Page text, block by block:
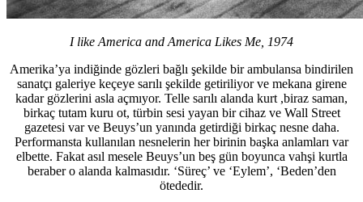
I like America and America Likes Me, 1974
Amerika’ya indiğinde gözleri bağlı şekilde bir ambulansa bindirilen
sanatçı galeriye keçeye sarılı şekilde getiriliyor ve mekana girene
kadar gözlerini asla açmıyor. Telle sarılı alanda kurt ,biraz saman,
birkaç tutam kuru ot, türbin sesi yayan bir cihaz ve Wall Street
gazetesi var ve Beuys’un yanında getirdiği birkaç nesne daha.
Performansta kullanılan nesnelerin her birinin başka anlamları var
elbette. Fakat asıl mesele Beuys’un beş gün boyunca vahşi kurtla
beraber o alanda kalmasıdır. ‘Süreç’ ve ‘Eylem’, ‘Beden’den
ötededir.